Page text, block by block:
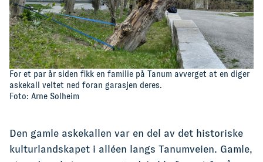
For et par år siden fikk en familie på Tanum avverget at en diger
askekall veltet ned foran garasjen deres.
Foto: Arne Solheim
Den gamle askekallen var en del av det historiske
kulturlandskapet i alléen langs Tanumveien. Gamle,